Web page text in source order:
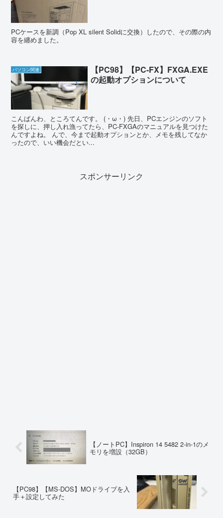
PCケースを新調（Pop XL silent Solidに交換）したので、その際の内
容を纏めました。
パソコン関連
【PC98】【PC-FX】FXGA.EXE
の起動オプションについて
こんばんわ、ところてんです。 (・ω・) 先日、PCエンジンのソフト
を探しに、押し入れ漁ってたら、PC-FXGAのマニュアルを見つけた
んですよね。 んで、今まで起動オプションとか、メモを残してなか
ったので、いい機会だとい...
スポンサーリンク
【ノートPC】Inspiron 14 5482 2-in-1のメ
モリを増設（32GB）
【PC98】【MS-DOS】MOドライブを入
手＋設定してみた